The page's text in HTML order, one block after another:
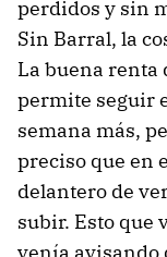
perdidos y sin
Sin Barral, la
La buena renta
permite seguir
semana más,
preciso que en
delantero de
subir. Esto que